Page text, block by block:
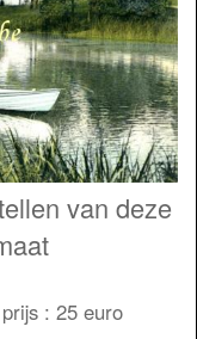
van deze
prijs : 25 euro